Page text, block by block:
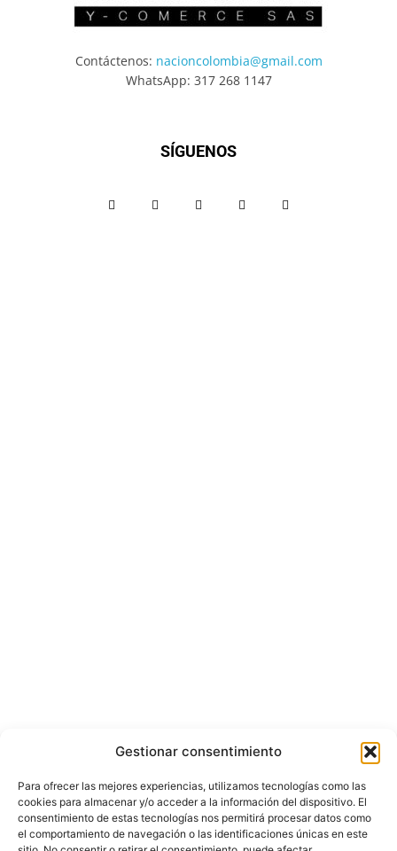
Gestionar consentimiento
Para ofrecer las mejores experiencias, utilizamos tecnologías como las
cookies para almacenar y/o acceder a la información del dispositivo. El
consentimiento de estas tecnologías nos permitirá procesar datos como
el comportamiento de navegación o las identificaciones únicas en este
Contáctenos: nacioncolombia@gmail.com
WhatsApp: 317 268 1147
SÍGUENOS